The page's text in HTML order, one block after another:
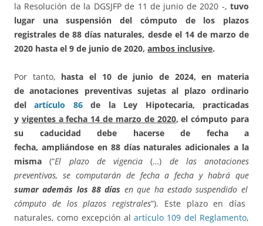
la Resolución de la DGSJFP de 11 de junio de 2020 -, tuvo
lugar una
suspensión del cómputo de los plazos
registrales de 88 días naturales, desde el 14 de marzo de
2020 hasta el 9 de junio de 2020, ambos inclusive.
Por tanto, hasta el 10 de junio de 2024, en materia
de anotaciones preventivas sujetas al plazo ordinario
delartículo 86de la Ley Hipotecaria, practicadas
y vigentes a fecha 14 de marzo de 2020, el cómputo para
su caducidad debe hacerse de fecha a
fecha, ampliándose en 88 días naturales adicionales a la
misma (“El plazo de vigencia (…) de las anotaciones
preventivas, se computarán de fecha a fecha y habrá que
sumar además los 88 días en que ha estado suspendido el
cómputo de los plazos registrales”). Este plazo en días
naturales, como excepción alartículo 109 del Reglamento,